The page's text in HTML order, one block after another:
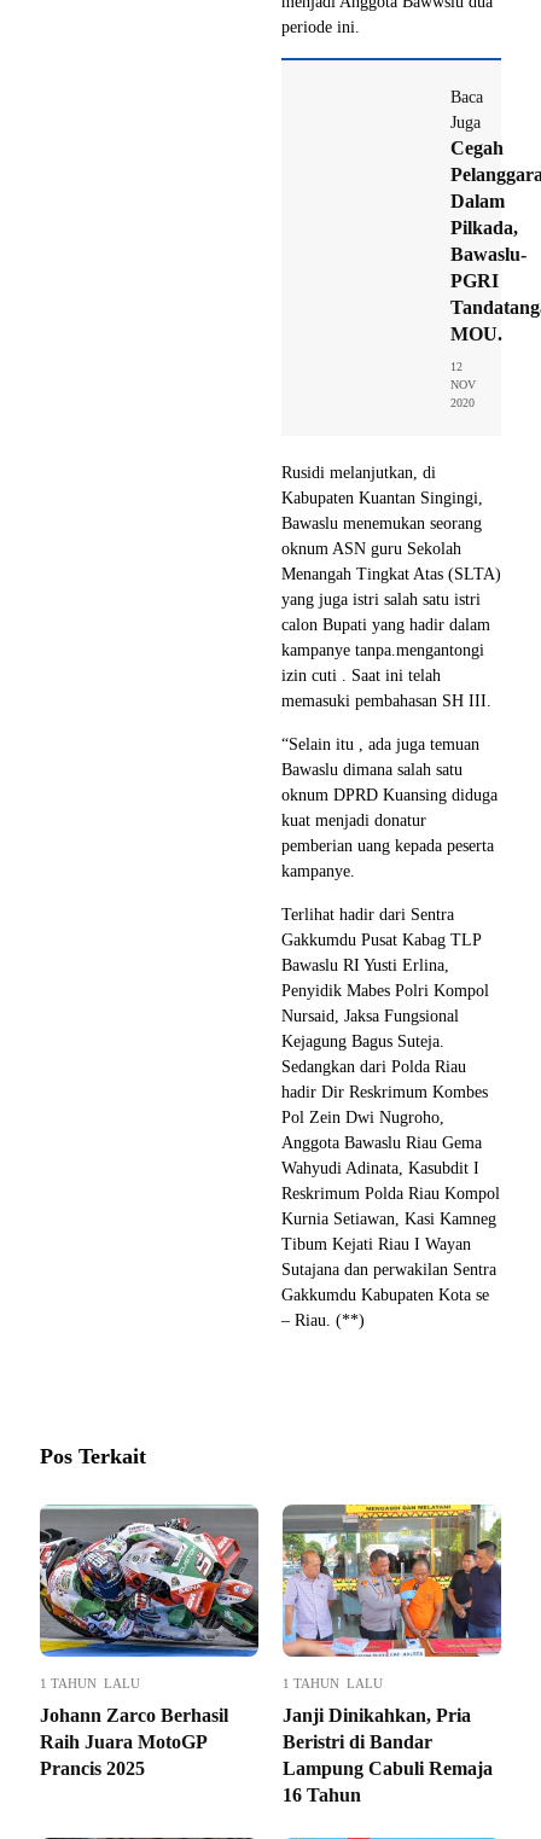
periode ini.
Baca
Juga
Cegah
Dalam
Pilkada,
Bawaslu-
PGRI
MOU.
12
NOV
2020
Rusidi melanjutkan, di
Kabupaten Kuantan Singingi,
Bawaslu menemukan seorang
oknum ASN guru Sekolah
Menangah Tingkat Atas (SLTA)
yang juga istri salah satu istri
calon Bupati yang hadir dalam
kampanye tanpa.mengantongi
izin cuti . Saat ini telah
memasuki pembahasan SH III.
“Selain itu , ada juga temuan
Bawaslu dimana salah satu
oknum DPRD Kuansing diduga
kuat menjadi donatur
pemberian uang kepada peserta
kampanye.
Terlihat hadir dari Sentra
Gakkumdu Pusat Kabag TLP
Bawaslu RI Yusti Erlina,
Penyidik Mabes Polri Kompol
Nursaid, Jaksa Fungsional
Kejagung Bagus Suteja.
Sedangkan dari Polda Riau
hadir Dir Reskrimum Kombes
Pol Zein Dwi Nugroho,
Anggota Bawaslu Riau Gema
Wahyudi Adinata, Kasubdit I
Reskrimum Polda Riau Kompol
Kurnia Setiawan, Kasi Kamneg
Tibum Kejati Riau I Wayan
Sutajana dan perwakilan Sentra
Gakkumdu Kabupaten Kota se
– Riau. (**)
Pos Terkait
1 TAHUN LALU
Johann Zarco Berhasil
Raih Juara MotoGP
Prancis 2025
1 TAHUN LALU
Janji Dinikahkan, Pria
Beristri di Bandar
Lampung Cabuli Remaja
16 Tahun